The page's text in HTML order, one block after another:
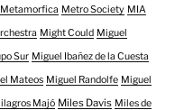
Metamorfica Metro Society MIA
Might Could Miguel
Sur Miguel Ibañez de la Cuesta
Mateos Miguel Randolfe Miguel
Majó Miles Davis Miles de